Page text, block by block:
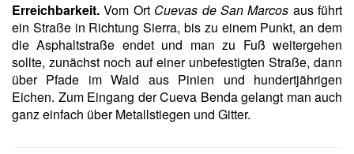
Erreichbarkeit. Vom Ort Cuevas de San Marcos aus führt
ein Straße in Richtung Sierra, bis zu einem Punkt, an dem
die Asphaltstraße endet und man zu Fuß weitergehen
sollte, zunächst noch auf einer unbefestigten Straße, dann
über Pfade im Wald aus Pinien und hundertjährigen
Eichen. Zum Eingang der Cueva Benda gelangt man auch
ganz einfach über Metallstiegen und Gitter.